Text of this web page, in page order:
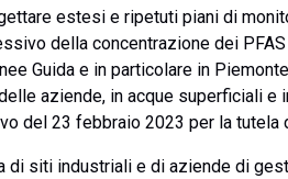
estesi e ripetuti piani di
della concentrazione dei
Guida e in particolare in
aziende, in acque superficiali
del 23 febbraio 2023 per la tutela
di siti industriali e di aziende di